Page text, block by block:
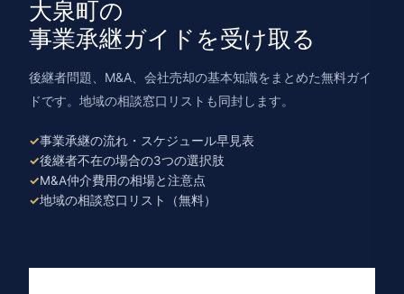
大泉町の
事業承継ガイドを受け取る
後継者問題、M&A、会社売却の基本知識をまとめた無料ガイ
ドです。地域の相談窓口リストも同封します。
事業承継の流れ・スケジュール早見表
後継者不在の場合の3つの選択肢
M&A仲介費用の相場と注意点
地域の相談窓口リスト（無料）